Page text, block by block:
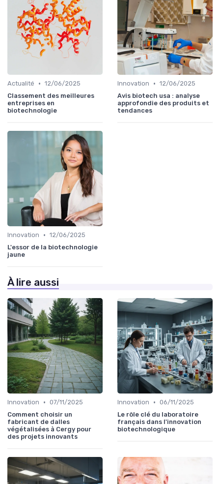
Actualité • 12/06/2025
Classement des meilleures
entreprises en
biotechnologie
Innovation • 12/06/2025
Avis biotech usa : analyse
approfondie des produits et
tendances
Innovation • 12/06/2025
L'essor de la biotechnologie
jaune
À lire aussi
Innovation • 07/11/2025
Comment choisir un
fabricant de dalles
végétalisées à Cergy pour
des projets innovants
Innovation • 06/11/2025
Le rôle clé du laboratoire
français dans l'innovation
biotechnologique